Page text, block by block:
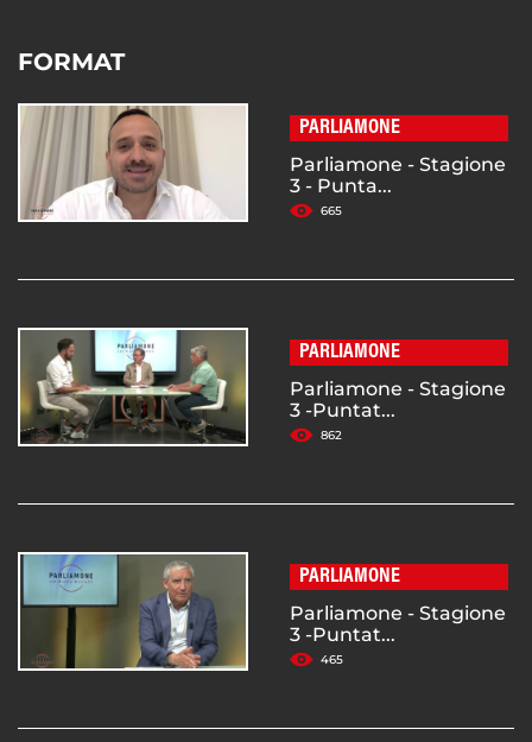
FORMAT
PARLIAMONE
Parliamone - Stagione
3 - Punta...
665
PARLIAMONE
Parliamone - Stagione
3 -Puntat...
862
PARLIAMONE
Parliamone - Stagione
3 -Puntat...
465